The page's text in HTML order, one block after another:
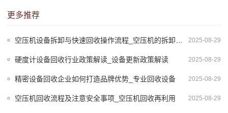
更多推荐
2025-08-29
空压机设备拆卸与快速回收操作流程_空压机的拆卸应遵守哪些原则
2025-08-29
硬度计设备回收行业政策解读_设备更新政策解读
2025-08-29
精密设备回收企业如何打造品牌优势_专业回收设备
2025-08-29
空压机回收流程及注意安全事项_空压机回收再利用